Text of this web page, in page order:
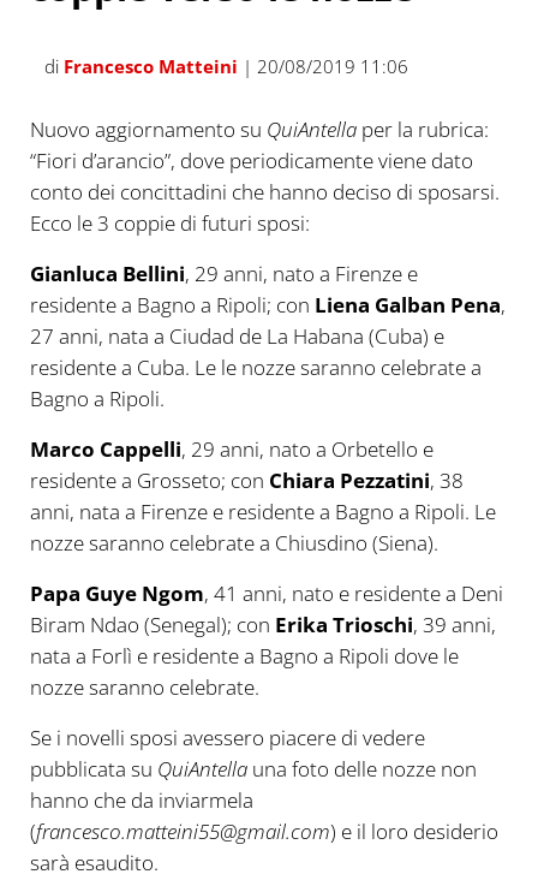
di Francesco Matteini | 20/08/2019 11:06
Nuovo aggiornamento su QuiAntellaper la rubrica:
“Fiori d’arancio”, dove periodicamente viene dato
conto dei concittadini che hanno deciso di sposarsi.
Ecco le 3 coppie di futuri sposi:
Gianluca Bellini, 29 anni, nato a Firenze e
residente a Bagno a Ripoli; con Liena Galban Pena,
27 anni, nata a Ciudad de La Habana (Cuba) e
residente a Cuba. Le le nozze saranno celebrate a
Bagno a Ripoli.
Marco Cappelli, 29 anni, nato a Orbetello e
residente a Grosseto; con Chiara Pezzatini, 38
anni, nata a Firenze e residente a Bagno a Ripoli. Le
nozze saranno celebrate a Chiusdino (Siena).
Papa Guye Ngom, 41 anni, nato e residente a Deni
Biram Ndao (Senegal); con Erika Trioschi, 39 anni,
nata a Forlì e residente a Bagno a Ripoli dove le
nozze saranno celebrate.
Se i novelli sposi avessero piacere di vedere
pubblicata su QuiAntellauna foto delle nozze non
hanno che da inviarmela
(francesco.matteini55@gmail.com) e il loro desiderio
sarà esaudito.